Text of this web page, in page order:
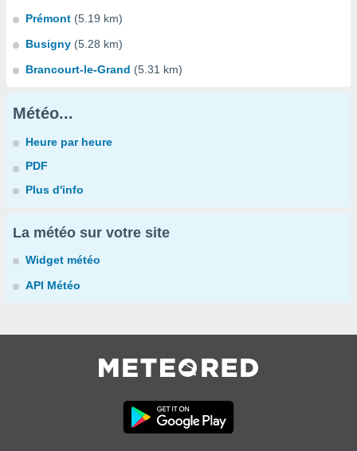
Prémont (5.19 km)
Busigny (5.28 km)
Brancourt-le-Grand (5.31 km)
Météo...
Heure par heure
PDF
Plus d'info
La météo sur votre site
Widget météo
API Météo